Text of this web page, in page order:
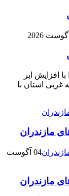
افزایش ابر
غربی استان با
مازندران
04 آگوست
مازندران